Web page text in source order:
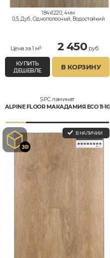
184x1220, 4мм
0,5, Дуб, Однополосный, Водостойкий
Цена за 1 м² 2 450 руб.
КУПИТЬ
ДЕШЕВЛЕ
В КОРЗИНУ
SPC ламинат
ALPINE FLOOR МАКАДАМИЯ ECO 11-10
В НАЛИЧИИ